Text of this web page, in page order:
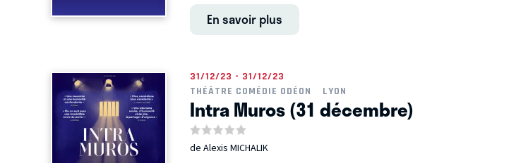
En savoir plus
31/12/23 - 31/12/23
THÉÂTRE COMÉDIE ODÉON
LYON
Intra Muros (31 décembre)
de Alexis MICHALIK